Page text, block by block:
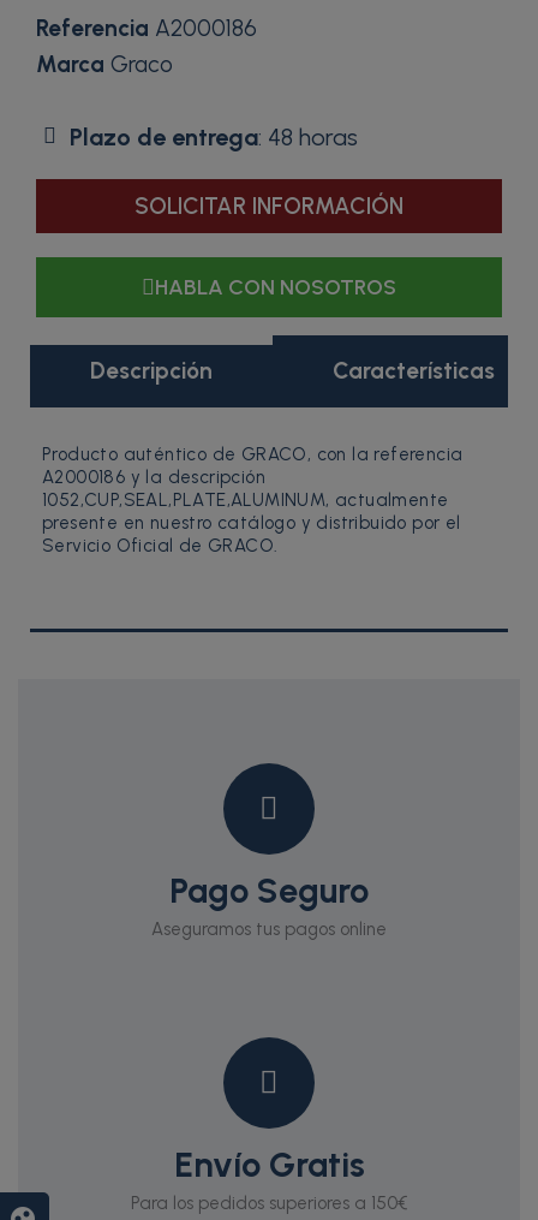
Referencia A2000186
Marca Graco
Plazo de entrega: 48 horas
SOLICITAR INFORMACIÓN
HABLA CON NOSOTROS
Descripción Características
Producto auténtico de GRACO, con la referencia
A2000186 y la descripción
1052,CUP,SEAL,PLATE,ALUMINUM, actualmente
presente en nuestro catálogo y distribuido por el
Servicio Oficial de GRACO.
Pago Seguro
Aseguramos tus pagos online
Envío Gratis
Para los pedidos superiores a 150€